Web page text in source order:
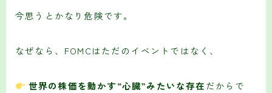
今思うとかなり危険です。
なぜなら、FOMCはただのイベントではなく、
世界の株価を動かす“心臓”みたいな存在だからで